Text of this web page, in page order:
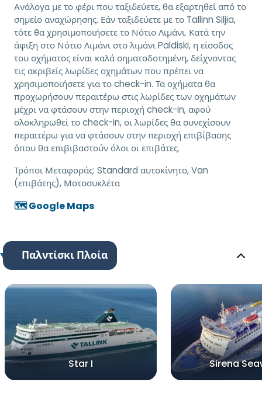
Ανάλογα με το φέρι που ταξιδεύετε, θα εξαρτηθεί από το
σημείο αναχώρησης. Εάν ταξιδεύετε με το Tallinn Siljia,
τότε θα χρησιμοποιήσετε το Νότιο Λιμάνι. Κατά την
άφιξη στο Νότιο Λιμάνι στο λιμάνι Paldiski, η είσοδος
του οχήματος είναι καλά σηματοδοτημένη, δείχνοντας
τις ακριβείς λωρίδες οχημάτων που πρέπει να
χρησιμοποιήσετε για το check-in. Τα οχήματα θα
προχωρήσουν περαιτέρω στις λωρίδες των οχημάτων
μέχρι να φτάσουν στην περιοχή check-in, αφού
ολοκληρωθεί το check-in, οι λωρίδες θα συνεχίσουν
περαιτέρω για να φτάσουν στην περιοχή επιβίβασης
όπου θα επιβιβαστούν όλοι οι επιβάτες.
Τρόποι Μεταφοράς: Standard αυτοκίνητο, Van
(επιβάτης), Μοτοσυκλέτα
🗺️ Google Maps
Παλντίσκι Πλοία
Star I Sirena